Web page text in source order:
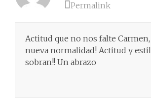
Permalink
Actitud que no nos falte
nueva normalidad! Actitud y
sobran!! Un abrazo